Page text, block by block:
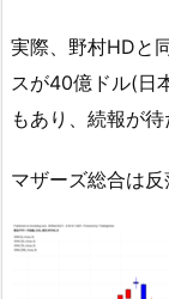
実際、野村HDと
スが40億ドル(日
もあり、続報が
マザーズ総合は反